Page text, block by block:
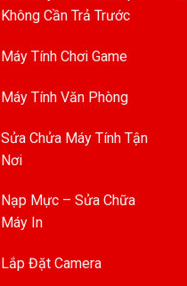
Không Cần Trả Trước
Máy Tính Chơi Game
Máy Tính Văn Phòng
Sửa Chửa Máy Tính Tận
Nơi
Nạp Mực – Sửa Chữa
Máy In
Lắp Đặt Camera